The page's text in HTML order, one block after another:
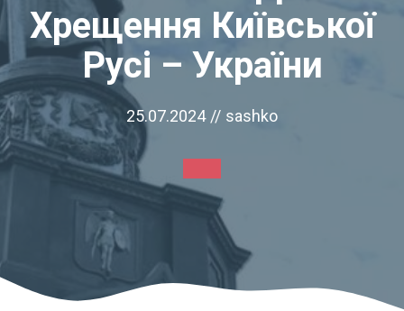
Хрещення Київської
Русі – України
25.07.2024 // sashko